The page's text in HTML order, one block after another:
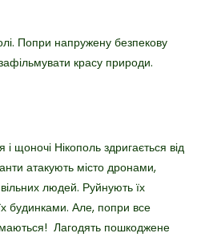
Попри напружену безпекову
красу природи.
щоночі Нікополь здригається від
атакують місто дронами,
людей. Руйнують їх
будинками. Але, попри все
Лагодять пошкоджене